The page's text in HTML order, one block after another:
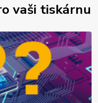
vaši tiskárnu